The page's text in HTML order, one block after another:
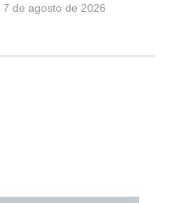
7 de agosto de 2026